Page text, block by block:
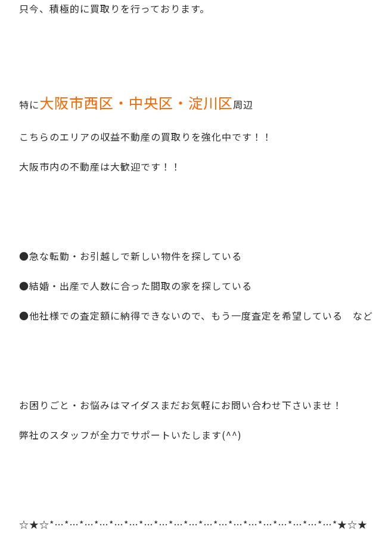
只今、積極的に買取りを行っております。
特に大阪市西区・中央区・淀川区周辺
こちらのエリアの収益不動産の買取りを強化中です！！
大阪市内の不動産は大歓迎です！！
●急な転勤・お引越しで新しい物件を探している
●結婚・出産で人数に合った間取の家を探している
●他社様での査定額に納得できないので、もう一度査定を希望している など
お困りごと・お悩みはマイダスまだお気軽にお問い合わせ下さいませ！
弊社のスタッフが全力でサポートいたします(^^)
☆★☆*…*…*…*…*…*…*…*…*…*…*…*…*…*…*…*…*…*…*…*★☆★